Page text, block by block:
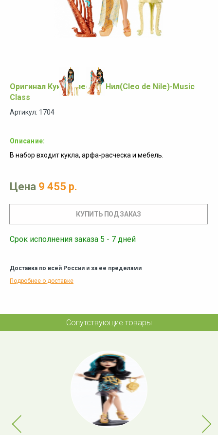
Оригинал Кукла Клео Де Нил(Cleo de Nile)-Music
Class
Артикул: 1704
Описание:
В набор входит кукла, арфа-расческа и мебель.
Цена 9 455 р.
Срок исполнения заказа 5 - 7 дней
Доставка по всей России и за ее пределами
Подробнее о доставке
Сопутствующие товары
Previous Next